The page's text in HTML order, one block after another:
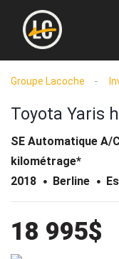
Groupe Lacoche
Toyota Yaris
SE Automatique A/
kilométrage*
2018
Berline
18 995$